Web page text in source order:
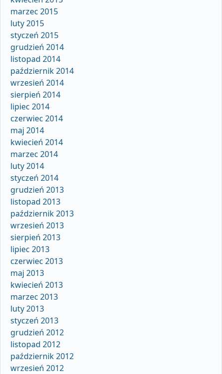
marzec 2015
luty 2015
styczeń 2015
grudzień 2014
listopad 2014
październik 2014
wrzesień 2014
sierpień 2014
lipiec 2014
czerwiec 2014
maj 2014
kwiecień 2014
marzec 2014
luty 2014
styczeń 2014
grudzień 2013
listopad 2013
październik 2013
wrzesień 2013
sierpień 2013
lipiec 2013
czerwiec 2013
maj 2013
kwiecień 2013
marzec 2013
luty 2013
styczeń 2013
grudzień 2012
listopad 2012
październik 2012
wrzesień 2012